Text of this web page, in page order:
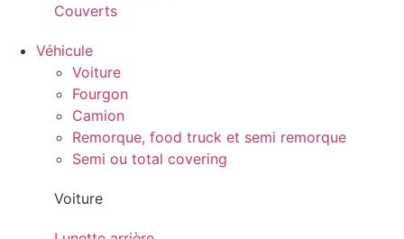
Couverts
Véhicule
Voiture
Fourgon
Camion
Remorque, food truck et semi remorque
Semi ou total covering
Voiture